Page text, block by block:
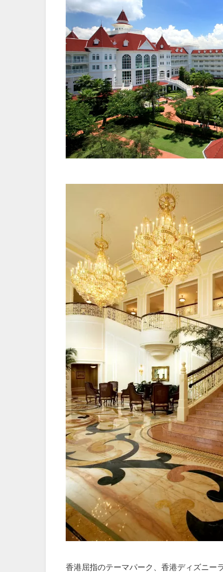
香港屈指のテーマパーク、香港ディズニー